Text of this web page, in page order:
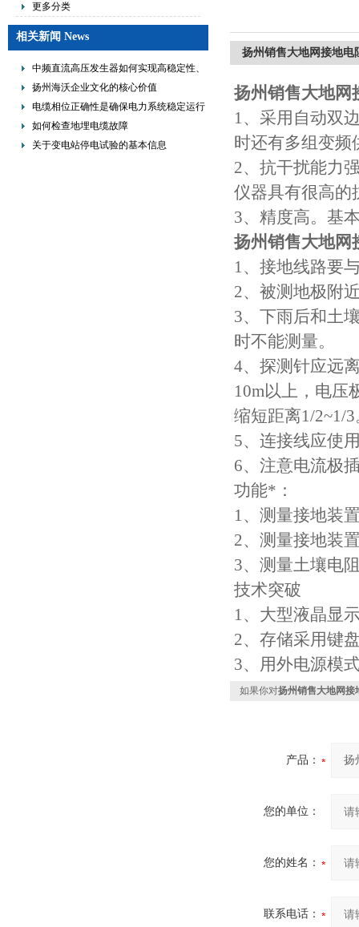
更多分类
相关新闻 News
中频直流高压发生器如何实现高稳定性、
低纹波与便携式设计？
扬州海沃企业文化的核心价值
电缆相位正确性是确保电力系统稳定运行
的重要措施
如何检查地埋电缆故障
关于变电站停电试验的基本信息
扬州销售大地网接地电
扬州销售大地网
1、采用自动双
时还有多组变频
2、抗干扰能力
仪器具有很高的
3、精度高。基
扬州销售大地网
1、接地线路要
2、被测地极附
3、下雨后和土
时不能测量。
4、探测针应远
10m以上，电压
缩短距离1/2~1/3
5、连接线应使
6、注意电流极
功能*：
1、测量接地装
2、测量接地装
3、测量土壤电
技术突破
1、大型液晶显
2、存储采用键
3、用外电源模
如果你对扬州销售大地网接
产品：
您的单位：
您的姓名：
联系电话：